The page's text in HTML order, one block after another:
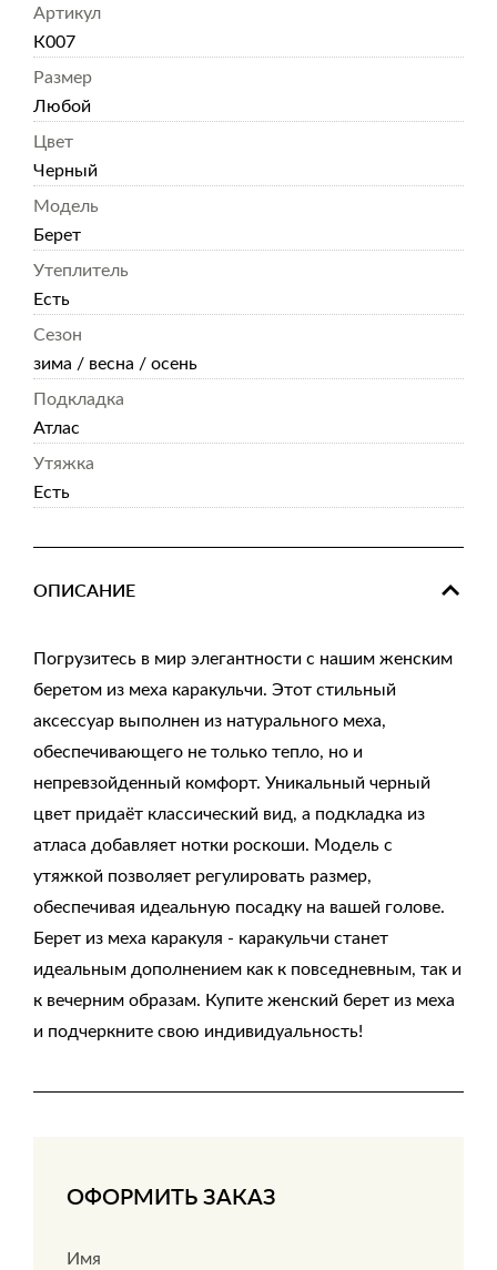
Артикул
К007
Размер
Любой
Цвет
Черный
Модель
Берет
Утеплитель
Есть
Сезон
зима / весна / осень
Подкладка
Атлас
Утяжка
Есть
ОПИСАНИЕ
Погрузитесь в мир элегантности с нашим женским
беретом из меха каракульчи. Этот стильный
аксессуар выполнен из натурального меха,
обеспечивающего не только тепло, но и
непревзойденный комфорт. Уникальный черный
цвет придаёт классический вид, а подкладка из
атласа добавляет нотки роскоши. Модель с
утяжкой позволяет регулировать размер,
обеспечивая идеальную посадку на вашей голове.
Берет из меха каракуля - каракульчи станет
идеальным дополнением как к повседневным, так и
к вечерним образам. Купите женский берет из меха
и подчеркните свою индивидуальность!
ОФОРМИТЬ ЗАКАЗ